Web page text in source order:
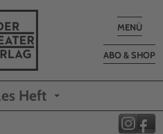
Toggle
MENÜ
ABO & SHOP
Heft